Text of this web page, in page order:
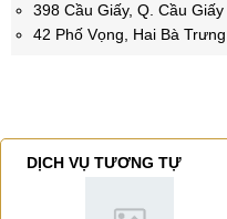
398 Cầu Giấy, Q. Cầu Giấy
42 Phố Vọng, Hai Bà Trưng
DỊCH VỤ TƯƠNG TỰ